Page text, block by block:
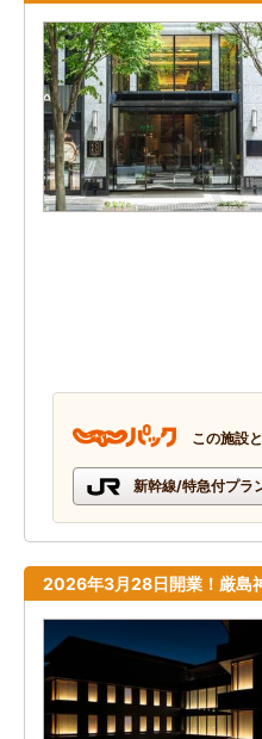
この施設
新幹線/特急付プラ
2026年3月28日開業！厳島